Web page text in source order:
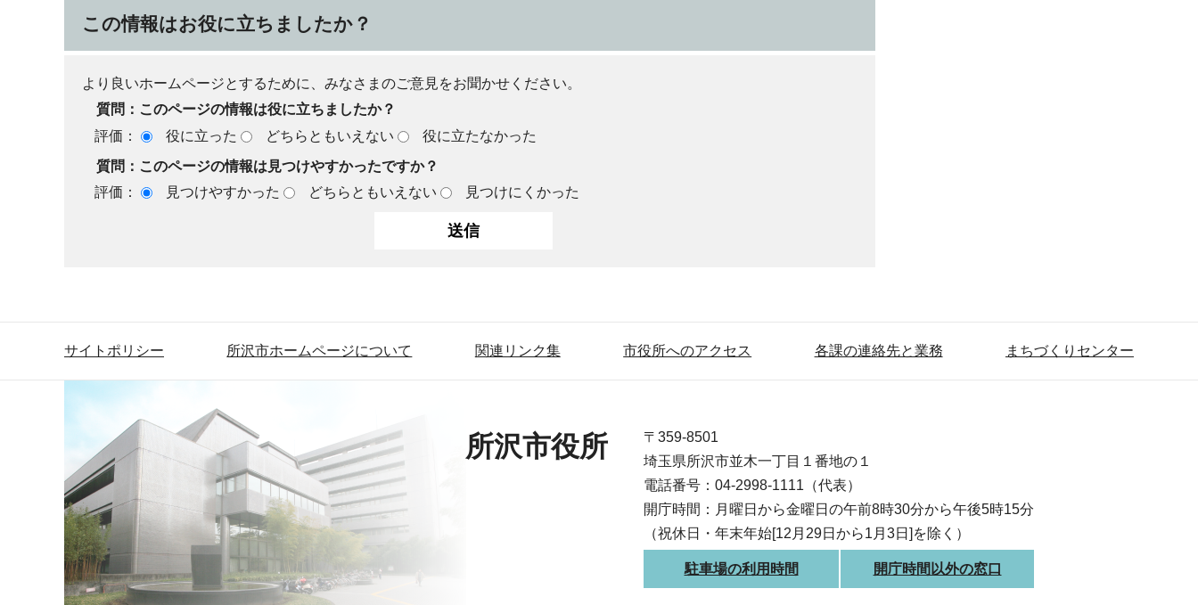
この情報はお役に立ちましたか？
より良いホームページとするために、みなさまのご意見をお聞かせください。
質問：このページの情報は役に立ちましたか？
評価：
役に立った どちらともいえない
役に立たなかった
質問：このページの情報は見つけやすかったですか？
評価：
見つけやすかった どちらともいえない 見つけにくかった
サイトポリシー 所沢市ホームページについて 関連リンク集 市役所へのアクセス 各課の連絡先と業務 まちづくりセンター
所沢市役所
〒359-8501
埼玉県所沢市並木一丁目１番地の１
電話番号：04-2998-1111（代表）
開庁時間：月曜日から金曜日の午前8時30分から午後5時15分
（祝休日・年末年始[12月29日から1月3日]を除く）
駐車場の利用時間 開庁時間以外の窓口